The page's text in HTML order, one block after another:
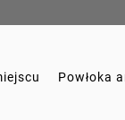
Powłoka